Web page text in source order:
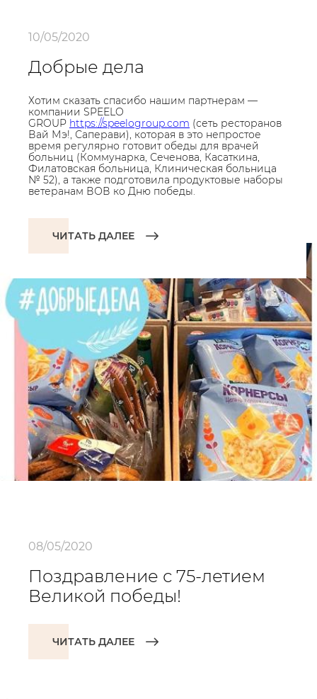
10/05/2020
Добрые дела
Хотим сказать спасибо нашим партнерам —
компании SPEELO
GROUP https://speelogroup.com (сеть ресторанов
Вай Мэ!, Саперави), которая в это непростое
время регулярно готовит обеды для врачей
больниц (Коммунарка, Сеченова, Касаткина,
Филатовская больница, Клиническая больница
№ 52), а также подготовила продуктовые наборы
ветеранам ВОВ ко Дню победы.
ЧИТАТЬ ДАЛЕЕ
08/05/2020
Поздравление с 75-летием
Великой победы!
ЧИТАТЬ ДАЛЕЕ